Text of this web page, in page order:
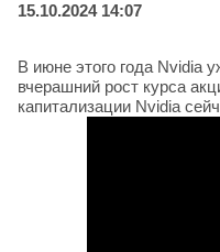
15.10.2024 14:07
В июне этого года Nvidia
вчерашний рост курса
капитализации Nvidia